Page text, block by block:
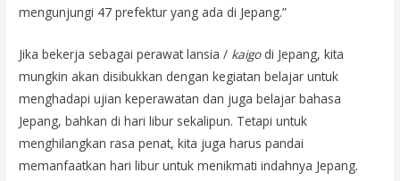
mengunjungi 47 prefektur yang ada di Jepang.”
Jika bekerja sebagai perawat lansia / kaigodi Jepang, kita
mungkin akan disibukkan dengan kegiatan belajar untuk
menghadapi ujian keperawatan dan juga belajar bahasa
Jepang, bahkan di hari libur sekalipun. Tetapi untuk
menghilangkan rasa penat, kita juga harus pandai
memanfaatkan hari libur untuk menikmati indahnya Jepang.